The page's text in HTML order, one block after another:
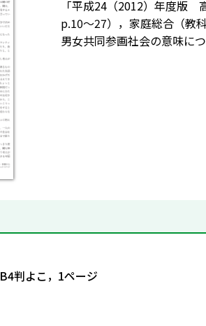
「平成24（2012）年度版
p.10～27），家庭総合（教
男女共同参画社会の意味につ
B4判よこ，1ページ